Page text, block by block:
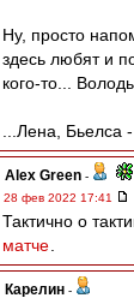
Ну, просто
здесь любят и
кого-то...
...Лена, Бьелса -
Alex Green -
28 фев 2022 17:41
Тактично о
матче
Карелин -